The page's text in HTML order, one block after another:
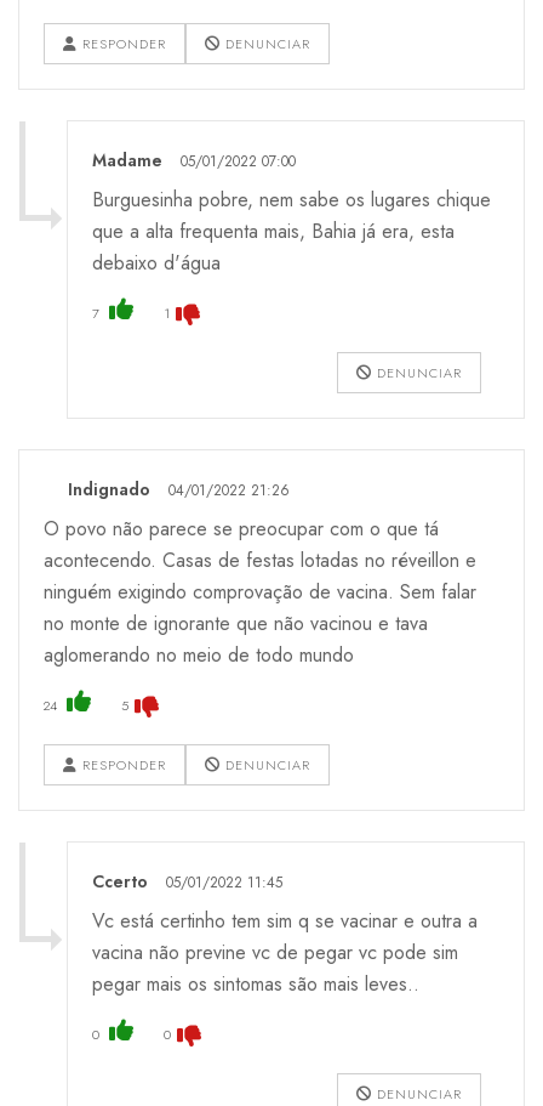
RESPONDER DENUNCIAR
Madame 05/01/2022 07:00
Burguesinha pobre, nem sabe os lugares chique
que a alta frequenta mais, Bahia já era, esta
debaixo d'água
7 1
DENUNCIAR
Indignado 04/01/2022 21:26
O povo não parece se preocupar com o que tá
acontecendo. Casas de festas lotadas no réveillon e
ninguém exigindo comprovação de vacina. Sem falar
no monte de ignorante que não vacinou e tava
aglomerando no meio de todo mundo
24 5
RESPONDER DENUNCIAR
Ccerto 05/01/2022 11:45
Vc está certinho tem sim q se vacinar e outra a
vacina não previne vc de pegar vc pode sim
pegar mais os sintomas são mais leves..
0 0
DENUNCIAR